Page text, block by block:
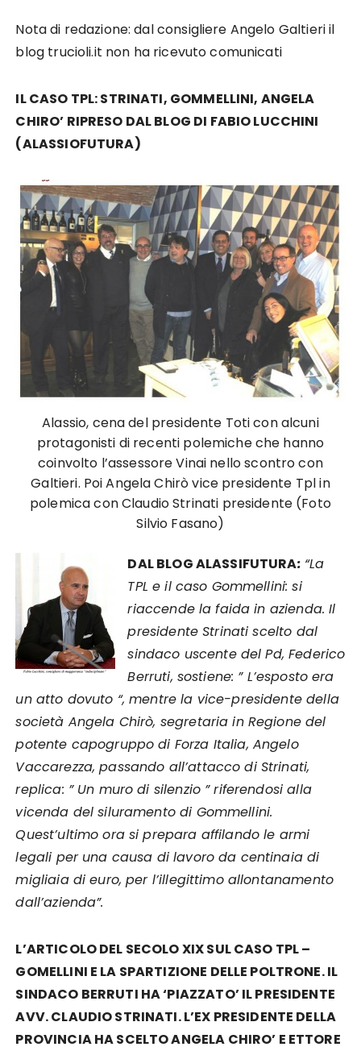
Nota di redazione: dal consigliere Angelo Galtieri il
blog trucioli.it non ha ricevuto comunicati
IL CASO TPL: STRINATI, GOMMELLINI, ANGELA
CHIRO’ RIPRESO DAL BLOG DI FABIO LUCCHINI
(ALASSIOFUTURA)
Alassio, cena del presidente Toti con alcuni
protagonisti di recenti polemiche che hanno
coinvolto l’assessore Vinai nello scontro con
Galtieri. Poi Angela Chirò vice presidente Tpl in
polemica con Claudio Strinati presidente (Foto
Silvio Fasano)
DAL BLOG ALASSIFUTURA: “La
TPL e il caso Gommellini: si
riaccende la faida in azienda. Il
presidente Strinati scelto dal
sindaco uscente del Pd, Federico
Berruti, sostiene: ” L’esposto era
un atto dovuto “, mentre la vice-presidente della
società Angela Chirò, segretaria in Regione del
potente capogruppo di Forza Italia, Angelo
Vaccarezza, passando all’attacco di Strinati,
replica: ” Un muro di silenzio ” riferendosi alla
vicenda del siluramento di Gommellini.
Quest’ultimo ora si prepara affilando le armi
legali per una causa di lavoro da centinaia di
migliaia di euro, per l’illegittimo allontanamento
dall’azienda”.
L’ARTICOLO DEL SECOLO XIX SUL CASO TPL –
GOMELLINI E LA SPARTIZIONE DELLE POLTRONE. IL
SINDACO BERRUTI HA ‘PIAZZATO’ IL PRESIDENTE
AVV. CLAUDIO STRINATI. L’EX PRESIDENTE DELLA
PROVINCIA HA SCELTO ANGELA CHIRO’ E ETTORE